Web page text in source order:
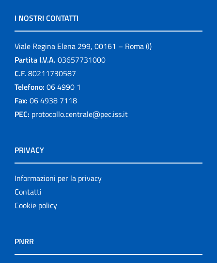
I NOSTRI CONTATTI
Viale Regina Elena 299, 00161 – Roma (I)
Partita I.V.A. 03657731000
C.F. 80211730587
Telefono: 06 4990 1
Fax: 06 4938 7118
PEC: protocollo.centrale@pec.iss.it
PRIVACY
Informazioni per la privacy
Contatti
Cookie policy
PNRR